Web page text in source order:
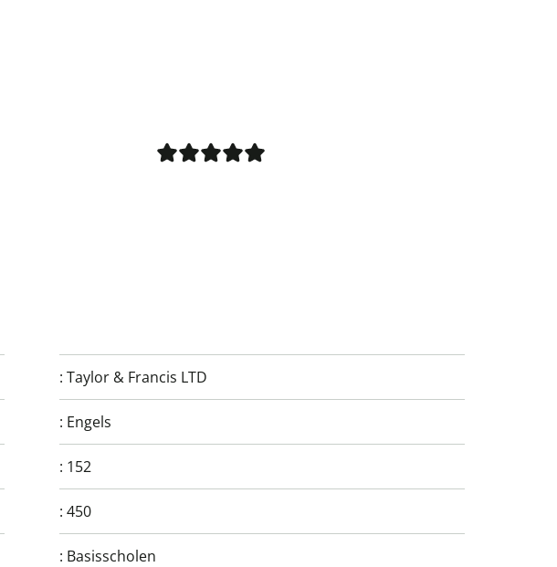
:Taylor & Francis LTD
: Engels
: 152
:450
: Basisscholen